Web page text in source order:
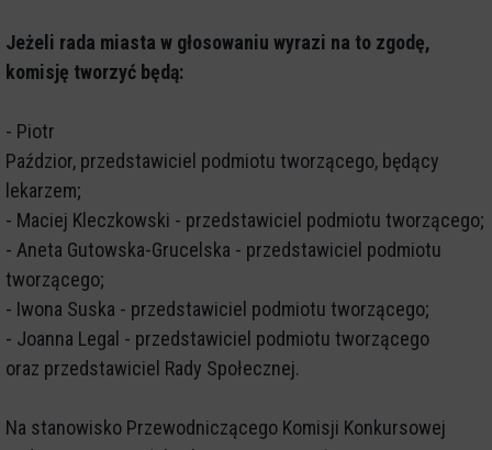
Jeżeli rada miasta w głosowaniu wyrazi na to zgodę,
komisję tworzyć będą:
- Piotr
Paździor, przedstawiciel podmiotu tworzącego, będący
lekarzem;
- Maciej Kleczkowski - przedstawiciel podmiotu tworzącego;
- Aneta Gutowska-Grucelska - przedstawiciel podmiotu
tworzącego;
- Iwona Suska - przedstawiciel podmiotu tworzącego;
- Joanna Legal - przedstawiciel podmiotu tworzącego
oraz przedstawiciel Rady Społecznej.
Na stanowisko Przewodniczącego Komisji Konkursowej